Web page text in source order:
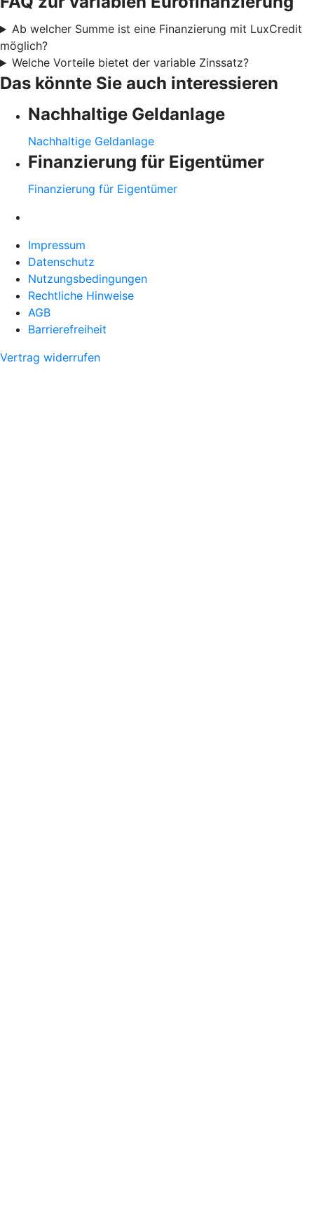
Ab welcher Summe ist eine Finanzierung mit LuxCredit
möglich?
Welche Vorteile bietet der variable Zinssatz?
Das könnte Sie auch interessieren
Nachhaltige Geldanlage
Nachhaltige Geldanlage
Finanzierung für Eigentümer
Finanzierung für Eigentümer
Impressum
Datenschutz
Nutzungsbedingungen
Rechtliche Hinweise
AGB
Barrierefreiheit
Vertrag widerrufen